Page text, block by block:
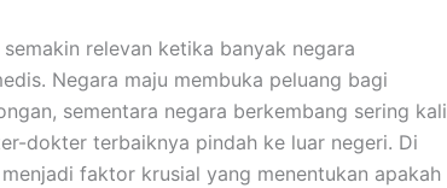
relevan ketika banyak negara
Negara maju membuka peluang bagi
sementara negara berkembang sering kali
dokter terbaiknya pindah ke luar negeri. Di
faktor krusial yang menentukan apakah